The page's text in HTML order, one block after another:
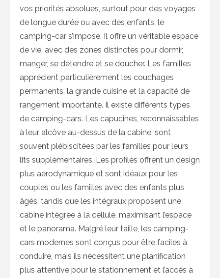
vos priorités absolues, surtout pour des voyages
de longue durée ou avec des enfants, le
camping-car s’impose. Il offre un véritable espace
de vie, avec des zones distinctes pour dormir,
manger, se détendre et se doucher. Les familles
apprécient particulièrement les couchages
permanents, la grande cuisine et la capacité de
rangement importante. Il existe différents types
de camping-cars. Les capucines, reconnaissables
à leur alcôve au-dessus de la cabine, sont
souvent plébiscitées par les familles pour leurs
lits supplémentaires. Les profilés offrent un design
plus aérodynamique et sont idéaux pour les
couples ou les familles avec des enfants plus
âgés, tandis que les intégraux proposent une
cabine intégrée à la cellule, maximisant l’espace
et le panorama. Malgré leur taille, les camping-
cars modernes sont conçus pour être faciles à
conduire, mais ils nécessitent une planification
plus attentive pour le stationnement et l’accès à